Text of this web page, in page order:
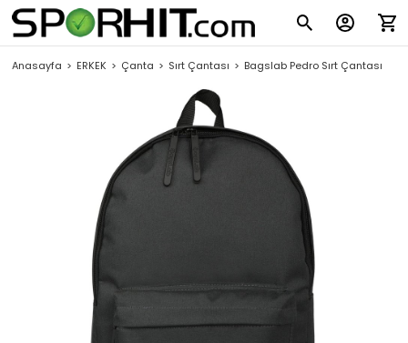
Anasayfa ERKEK Çanta Sırt Çantası Bagslab Pedro Sırt Çantası